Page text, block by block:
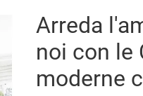
Arreda
noi con le
moderne